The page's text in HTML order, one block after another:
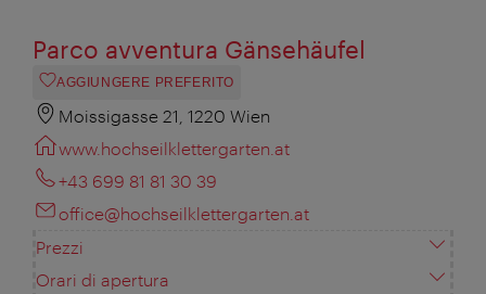
Parco avventura Gänsehäufel
AGGIUNGERE PREFERITO
Moissigasse 21, 1220 Wien
www.hochseilklettergarten.at
+43 699 81 81 30 39
office@hochseilklettergarten.at
Prezzi
Orari di apertura